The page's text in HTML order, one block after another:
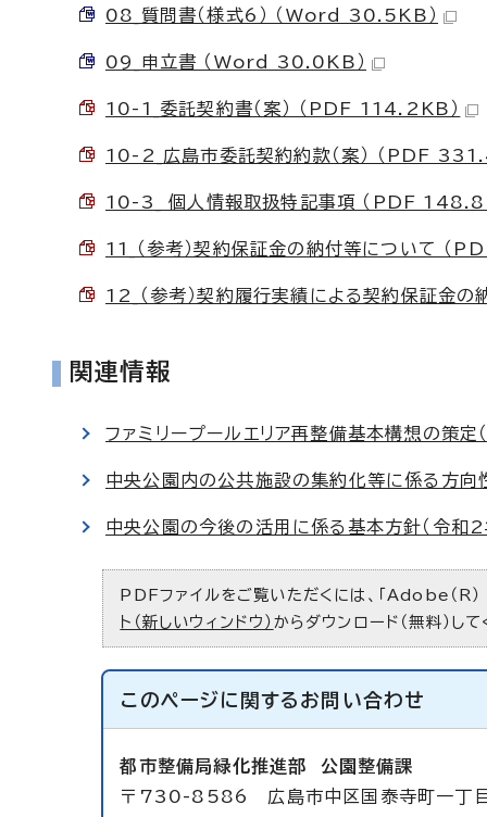
08_質問書（様式6） （Word 30.5KB）
09_申立書 （Word 30.0KB）
10-1_委託契約書（案） （PDF 114.2KB）
10-2_広島市委託契約約款（案） （PDF
10-3_ 個人情報取扱特記事項 （PDF
11_（参考）契約保証金の納付等について （
12_（参考）契約履行実績による契約保証金
関連情報
ファミリープールエリア再整備基本構想の策定
中央公園内の公共施設の集約化等に係る方向
中央公園の今後の活用に係る基本方針（令和2
PDFファイルをご覧いただくには、「Adobe（R
ト（新しいウィンドウ） からダウンロード（無料）して
このページに関する お問い合わせ
都市整備局緑化推進部 公園整備課
〒730-8586 広島市中区国泰寺町一丁